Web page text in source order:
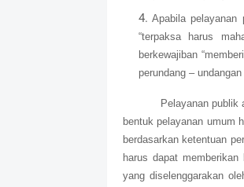
Apabila pelayanan
“terpaksa harus
berkewajiban
perundang –
Pelayanan publik
bentuk pelayanan umum
berdasarkan ketentuan
harus dapat
yang diselenggarakan